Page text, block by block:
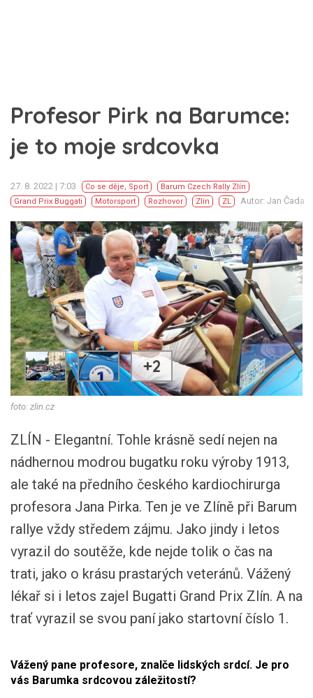
Profesor Pirk na Barumce:
je to moje srdcovka
27. 8. 2022 | 7:03 Co se děje, Sport
Barum Czech Rally Zlín
Grand Prix Buggati
Motorsport Rozhovor Zlín ZL Autor: Jan Čada
+2
foto: zlin.cz
ZLÍN - Elegantní. Tohle krásně sedí nejen na
nádhernou modrou bugatku roku výroby 1913,
ale také na předního českého kardiochirurga
profesora Jana Pirka. Ten je ve Zlíně při Barum
rallye vždy středem zájmu. Jako jindy i letos
vyrazil do soutěže, kde nejde tolik o čas na
trati, jako o krásu prastarých veteránů. Vážený
lékař si i letos zajel Bugatti Grand Prix Zlín. A na
trať vyrazil se svou paní jako startovní číslo 1.
Vážený pane profesore, znalče lidských srdcí. Je pro
vás Barumka srdcovou záležitostí?